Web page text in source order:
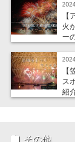
【
火
ー
【
ス
紹
その他